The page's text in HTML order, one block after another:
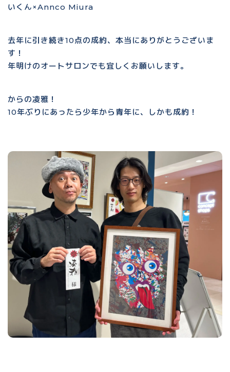
いくん×Annco Miura
去年に引き続き10点の成約、本当にありがとうございま
す！
年明けのオートサロンでも宜しくお願いします。
からの凌雅！
10年ぶりにあったら少年から青年に、しかも成約！